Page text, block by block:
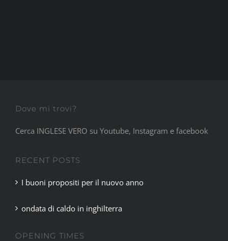
Dove mi trovi?
Cerca INGLESE VERO su Youtube, Instagram e facebook
RECENT POSTS
I buoni propositi per il nuovo anno
ondata di caldo in inghilterra
OPENING TIMES